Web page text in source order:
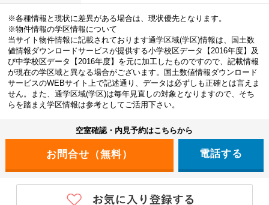
※各種情報と現状に差異がある場合は、現状優先となります。
※物件情報の学区情報について
当サイト物件情報に記載されております通学区域(学区)情報は、国土数
値情報ダウンロードサービスが提供する小学校区データ【2016年度】及
び中学校区データ【2016年度】を元に加工したものですので、記載情報
が現在の学区域と異なる場合がございます。国土数値情報ダウンロード
サービスのWEBサイト上で記述通り、データは必ずしも正確とは言えま
せん。また、通学区域(学区)は毎年見直しの対象となりますので、そち
らを踏まえ学区情報は参考としてご活用下さい。
空室確認・内見予約はこちらから
電話する